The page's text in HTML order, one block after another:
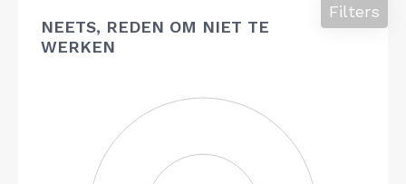
NEETS, REDEN OM NIET TE
WERKEN
Filters